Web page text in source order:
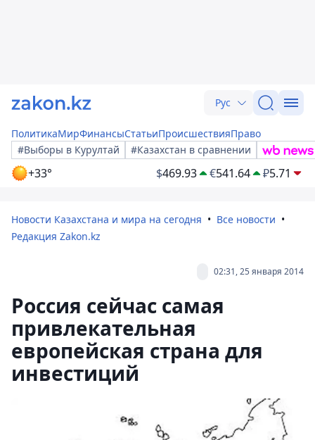
Рус
ПолитикаМирФинансыСтатьиПроисшествияПраво
#Выборы в Курултай
#Казахстан в сравнении
+33° $469.93 €541.64 ₽5.71
Новости Казахстана и мира на сегодня
Все новости
Редакция Zakon.kz
02:31, 25 января 2014
Россия сейчас самая
привлекательная
европейская страна для
инвестиций